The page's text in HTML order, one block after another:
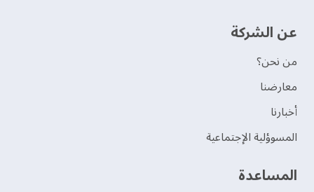
عن الشركة
من نحن؟
‫معارضنا‬
‫أخبارنا‬
المسوؤلية الإجتماعية
‫المساعدة‬